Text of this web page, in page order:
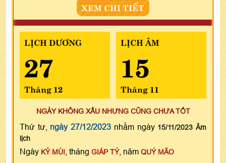
XEM CHI TIẾT
LỊCH DƯƠNG
27
Tháng 12
LỊCH ÂM
15
Tháng 11
NGÀY KHÔNG XẤU NHƯNG CŨNG CHƯA TỐT
Thứ tư, ngày 27/12/2023 nhằm ngày 15/11/2023 Âm
lịch
Ngày KỶ MÙI , tháng GIÁP TÝ, năm QUÝ MÃO